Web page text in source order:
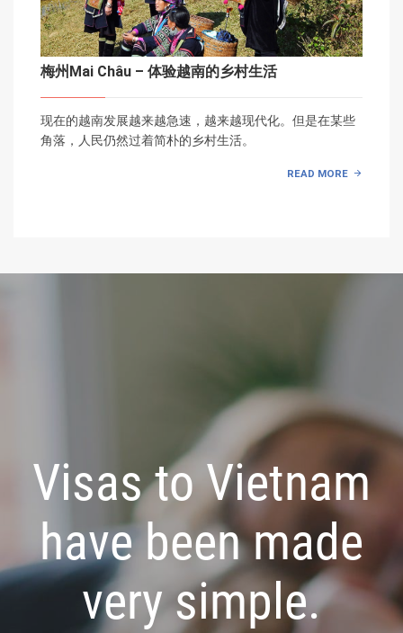
梅州Mai Châu – 体验越南的乡村生活
现在的越南发展越来越急速，越来越现代化。但是在某些
角落，人民仍然过着简朴的乡村生活。
READ MORE
Visas to Vietnam
have been made
very simple.